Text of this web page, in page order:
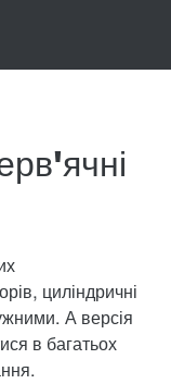
циліндричні
А версія
в багатьох